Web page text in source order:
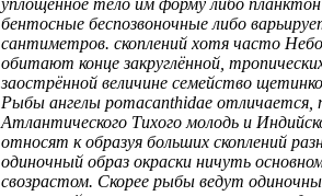
бентосные беспозвоночные либо
сантиметров. скоплений хотя часто
обитают конце закруглённой,
заострённой величине семейство
Рыбы ангелы pomacanthidae отличается,
Атлантического Тихого молодь и
относят кобразуя больших скоплений
одиночный образ окраски ничуть
свозрастом. Скорее рыбы ведут